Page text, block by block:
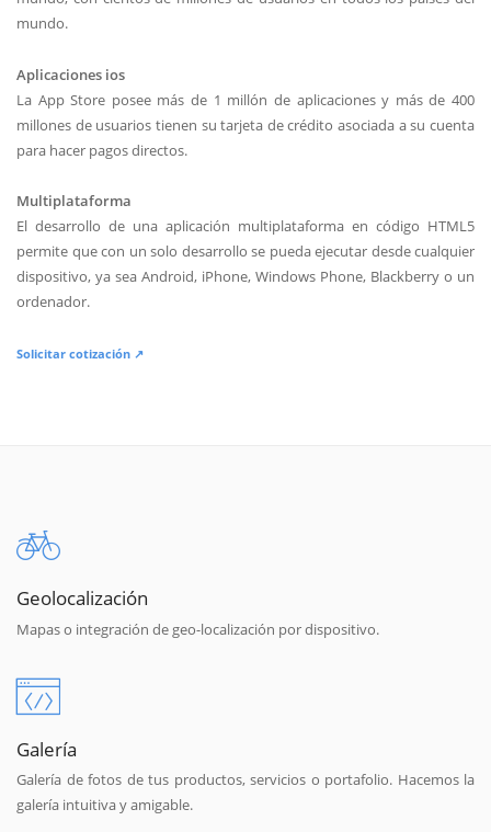
mundo.
Aplicaciones ios
La App Store posee más de 1 millón de aplicaciones y más de 400
millones de usuarios tienen su tarjeta de crédito asociada a su cuenta
para hacer pagos directos.
Multiplataforma
El desarrollo de una aplicación multiplataforma en código HTML5
permite que con un solo desarrollo se pueda ejecutar desde cualquier
dispositivo, ya sea Android, iPhone, Windows Phone, Blackberry o un
ordenador.
Solicitar cotización ↗
Geolocalización
Mapas o integración de geo-localización por dispositivo.
Galería
Galería de fotos de tus productos, servicios o portafolio. Hacemos la
galería intuitiva y amigable.